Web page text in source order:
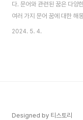
다. 문어와 관련된 꿈은 다양
여러 가지 문어 꿈에 대한 해
는 꿈: 문어를 잡는 꿈은 여러
정적인 신호로 해석됩니다
2024. 5. 4.
Designed by 티스토리